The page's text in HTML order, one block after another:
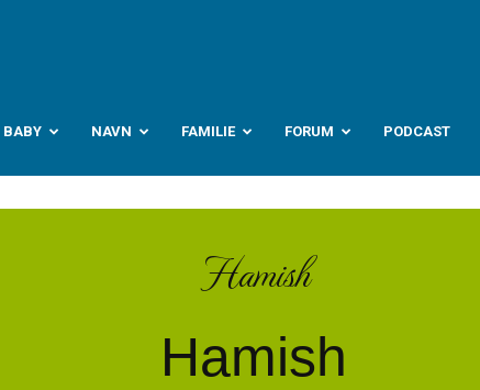
BABY NAVN FAMILIE FORUM PODCAST
Hamish
Hamish